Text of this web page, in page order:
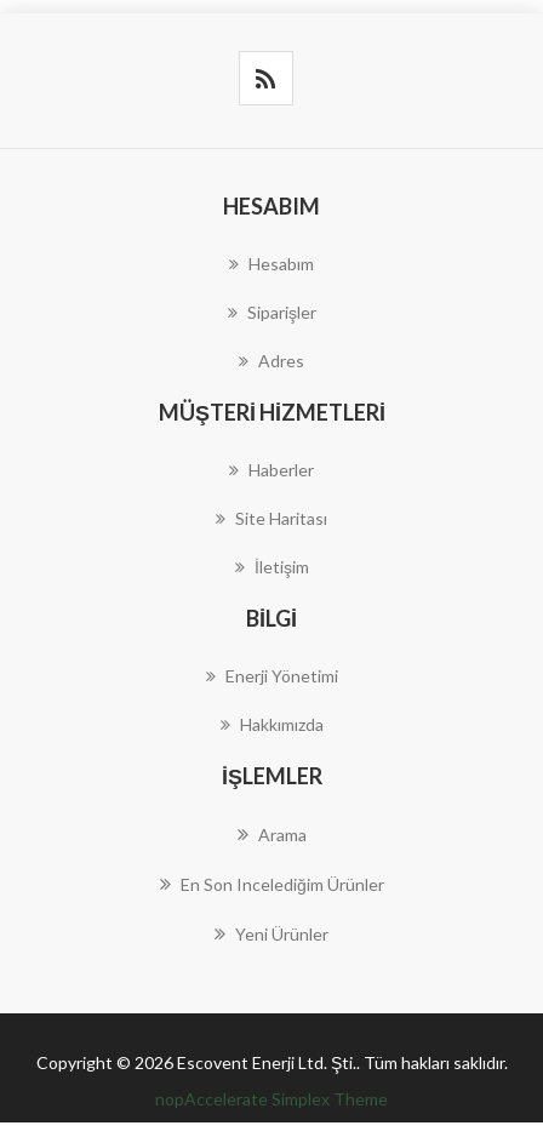
HESABIM
Hesabım
Siparişler
Adres
MÜŞTERI HIZMETLERI
Haberler
Site Haritası
İletişim
BILGI
Enerji Yönetimi
Hakkımızda
İŞLEMLER
Arama
En Son Incelediğim Ürünler
Yeni Ürünler
Copyright © 2026 Escovent Enerji Ltd. Şti.. Tüm hakları saklıdır.
nopAccelerate Simplex Theme